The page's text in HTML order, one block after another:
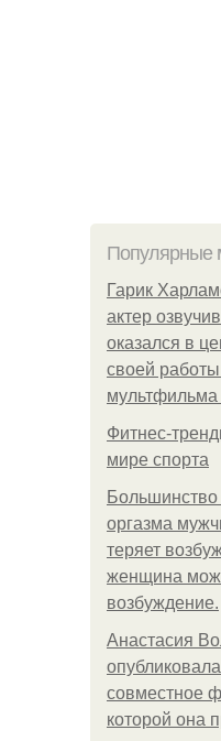
Популярные
Гарик
актер
оказался в
своей
мультфильма
Фитнес-
мире спорта
Большинство
оргазма
теряет
женщина
возбуждение.
Анастасия
совместное
которой она